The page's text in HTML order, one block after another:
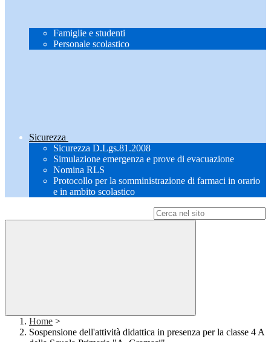
Famiglie e studenti
Personale scolastico
Sicurezza
Sicurezza D.Lgs.81.2008
Simulazione emergenza e prove di evacuazione
Nomina RLS
Protocollo per la somministrazione di farmaci in orario
e in ambito scolastico
Home >
Sospensione dell'attività didattica in presenza per la classe 4 A